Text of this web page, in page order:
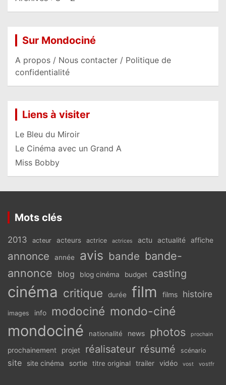
Sur Mondociné
A propos / Nous contacter / Politique de
confidentialité
Liens à visiter
Le Bleu du Miroir
Le Cinéma avec un Grand A
Miss Bobby
Mots clés
2013 acteur acteurs actrice actrices actu actualité affiche
annonce année avis bande bande-
annonce blog blog cinéma budget casting
cinéma critique durée film films histoire
images info modociné mondo-ciné
mondociné nationalité news photos prochain
prochainement projet réalisateur résumé scénario
site site cinéma sortie titre original trailer vidéo vost vostfr